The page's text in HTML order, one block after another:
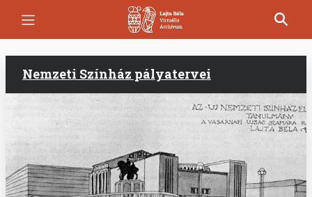
Nemzeti Színház pályatervei